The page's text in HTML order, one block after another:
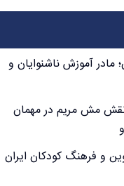
مادر آموزش ناشنوایان و
نقش مش مریم در مهمان
و فرهنگ کودکان ایران